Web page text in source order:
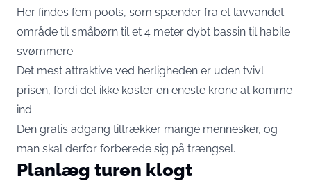
Her findes fem pools, som spænder fra et lavvandet
område til småbørn til et 4 meter dybt bassin til habile
svømmere.
Det mest attraktive ved herligheden er uden tvivl
prisen, fordi det ikke koster en eneste krone at komme
ind.
Den gratis adgang tiltrækker mange mennesker, og
man skal derfor forberede sig på trængsel.
Planlæg turen klogt